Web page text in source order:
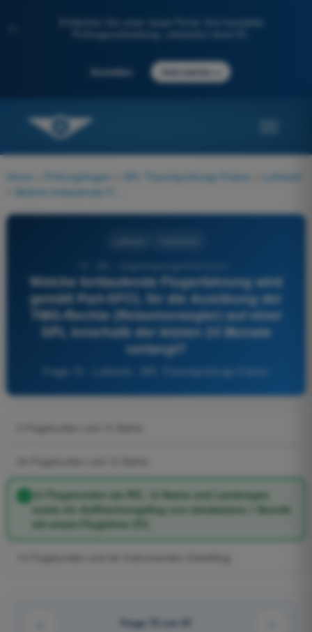
Entdecken Sie unser neues Portal: Ihre komplette
Prüfungsvorbereitung, unterstützt durch KI.
Anmelden Jetzt starten
Home Prüfungsfragen SPL Theorieprüfungs-Trainer
Luftrecht
Welche fortlaufende Flugerfahrung wird
gemäß Part-SFCL für die Ausübung der
TMG-Rechte (Reisemorsegler) auf einer
SPL innerhalb der letzten 24 Monate
verlangt?
Frage 75 - Luftrecht - SPL Theorieprüfungs-Trainer
12 Flugstunden als PIC, 12 Starts und Landungen
sowie ein Auffrischungsflug von mindestens 1 Stunde
mit einem Fluglehrer (FI).
Frage 75 von 97